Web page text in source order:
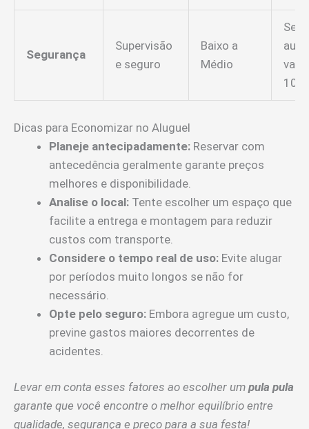
Segurança
Supervisão
e seguro
Baixo a
Médio
10%
Dicas para Economizar no Aluguel
Planeje antecipadamente: Reservar com
antecedência geralmente garante preços
melhores e disponibilidade.
Analise o local: Tente escolher um espaço que
facilite a entrega e montagem para reduzir
custos com transporte.
Considere o tempo real de uso: Evite alugar
por períodos muito longos se não for
necessário.
Opte pelo seguro: Embora agregue um custo,
previne gastos maiores decorrentes de
acidentes.
Levar em conta esses fatores ao escolher um pula pula
garante que você encontre o melhor equilíbrio entre
qualidade, segurança e preço para a sua festa!